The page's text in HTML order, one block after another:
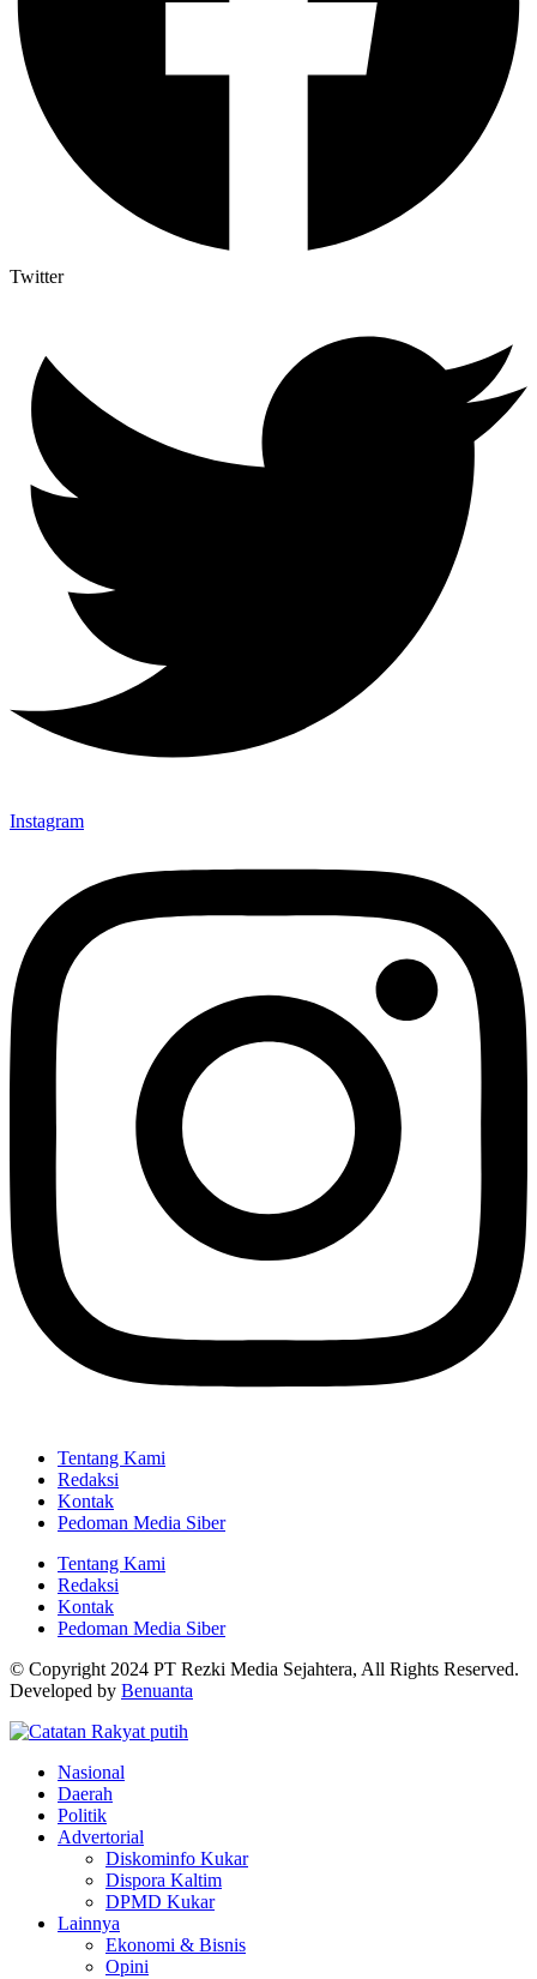
Twitter
Instagram
Tentang Kami
Redaksi
Kontak
Pedoman Media Siber
Tentang Kami
Redaksi
Kontak
Pedoman Media Siber
© Copyright 2024 PT Rezki Media Sejahtera, All Rights Reserved.
Developed by Benuanta
Nasional
Daerah
Politik
Advertorial
Diskominfo Kukar
Dispora Kaltim
DPMD Kukar
Lainnya
Ekonomi & Bisnis
Opini